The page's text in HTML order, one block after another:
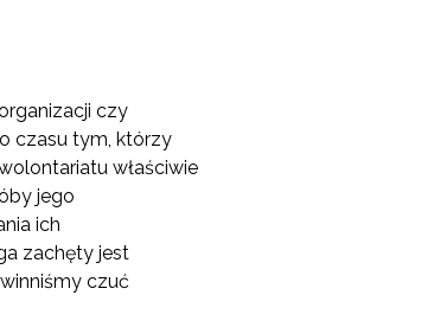
czy
czasu tym, którzy
właściwie
jego
ich
zachęty jest
czuć